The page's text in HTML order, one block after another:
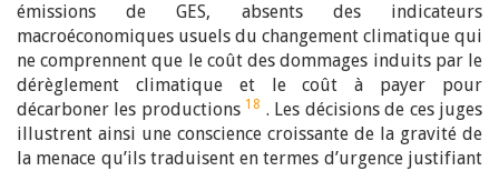
émissions de GES, absents des indicateurs
macroéconomiques usuels du changement climatique qui
ne comprennent que le coût des dommages induits par le
dérèglement climatique et le coût à payer pour
décarboner les productions 18 . Les décisions de ces juges
illustrent ainsi une conscience croissante de la gravité de
la menace qu’ils traduisent en termes d’urgence justifiant